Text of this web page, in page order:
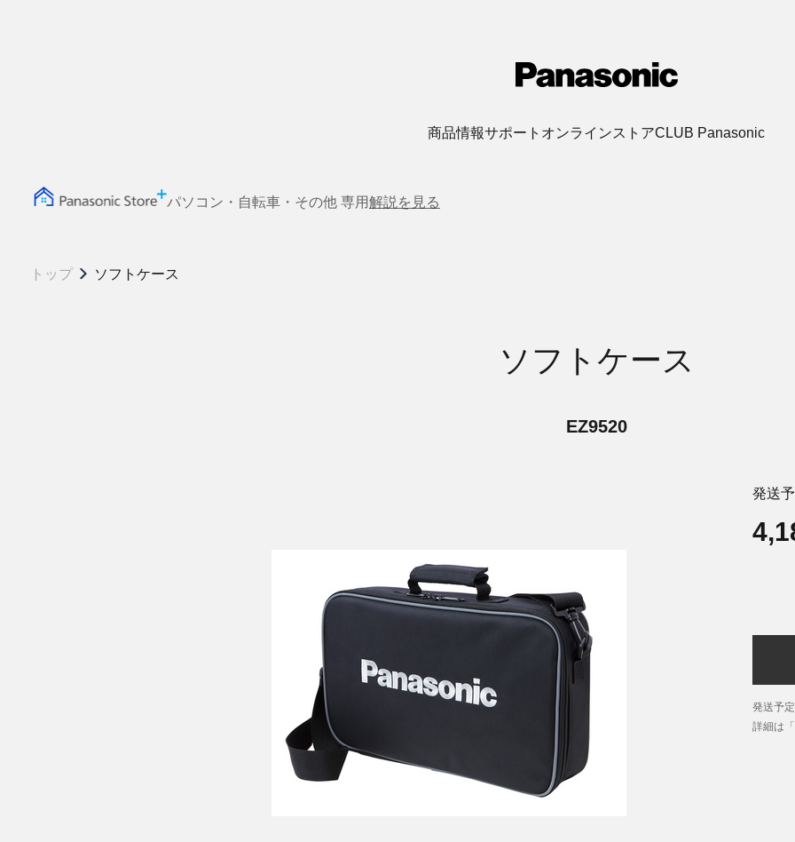
商品情報サポート オンラインストアCLUB Panasonic
パソコン・自転車・その他 専用解説を見る
トップ ソフトケース
ソフトケース
EZ9520
発送
発送予
詳細は「